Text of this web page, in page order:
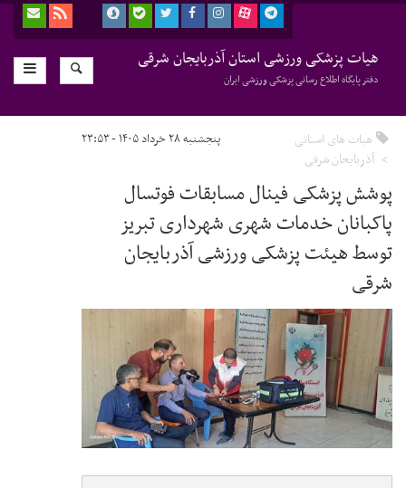
هیات پزشکی ورزشی استان آذربایجان شرقی
دفتر پایگاه اطلاع رسانی پزشکی ورزشی ایران
هیات های استانی
آذربایجان شرقی
پنجشنبه ۲۸ خرداد ۱۴۰۵ - ۲۳:۵۳
پوشش پزشکی فینال مسابقات فوتسال
پاکبانان خدمات شهری شهرداری تبریز
توسط هیئت پزشکی ورزشی آذربایجان
شرقی